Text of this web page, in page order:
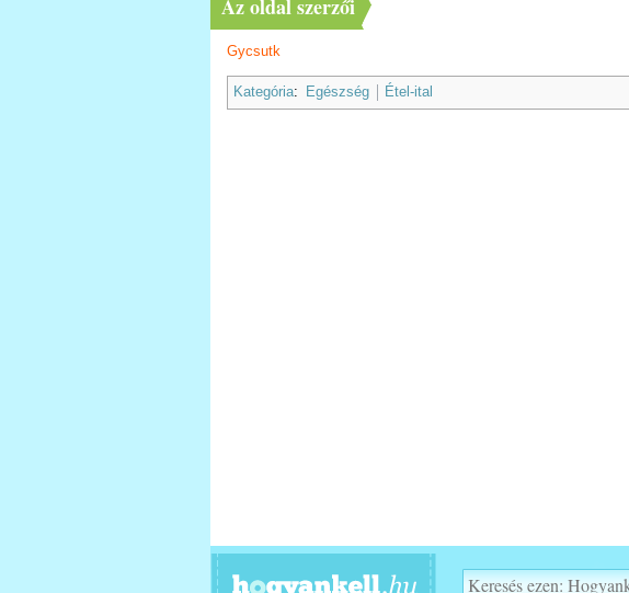
Az oldal szerzői
Gycsutk
Kategória: Egészség Étel-ital